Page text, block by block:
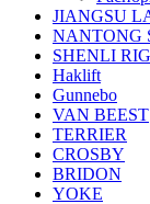
JIANGSU
NANTONG
SHENLI
Haklift
Gunnebo
VAN BEEST
TERRIER
CROSBY
BRIDON
YOKE